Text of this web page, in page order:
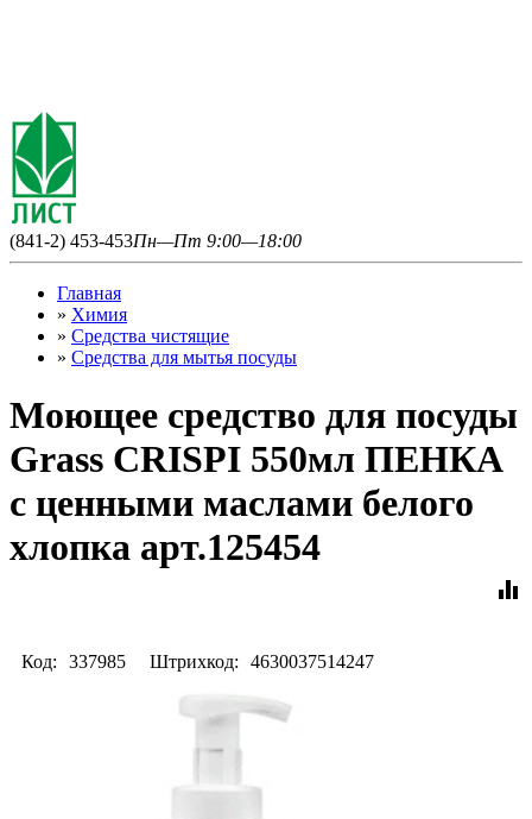
(841-2) 453-453Пн—Пт 9:00—18:00
Главная
» Химия
» Средства чистящие
» Средства для мытья посуды
Моющее средство для посуды
Grass CRISPI 550мл ПЕНКА
с ценными маслами белого
хлопка арт.125454
equalizer
Код: 337985 Штрихкод: 4630037514247